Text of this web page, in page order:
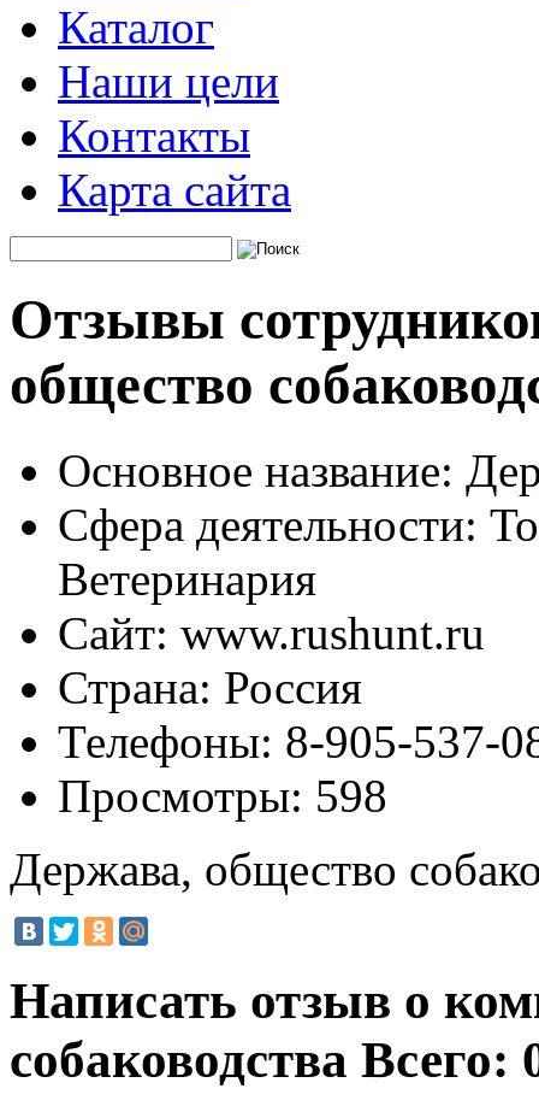
Каталог
Наши цели
Контакты
Карта сайта
Отзывы
общество
Основное название:
Сфера деятельности:
Ветеринария
Сайт: www.rushunt.ru
Страна: Россия
Телефоны: 8-905-537-
Просмотры: 598
Держава, общество
Написать отзыв о
собаководства Всего: